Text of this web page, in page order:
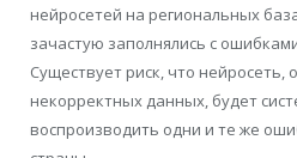
нейросетей на региональных
зачастую заполнялись с
Существует риск, что нейросеть,
некорректных данных, будет
воспроизводить одни и те же